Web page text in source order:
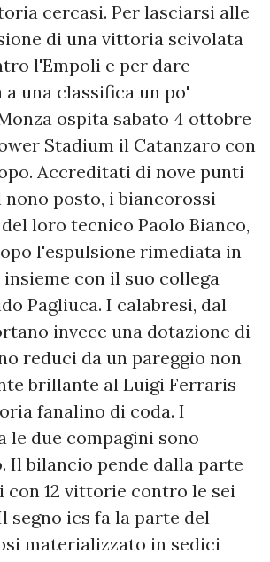
cercasi. Per lasciarsi alle
di una vittoria scivolata
l'Empoli e per dare
una classifica un po'
ospita sabato 4 ottobre
Stadium il Catanzaro con
Accreditati di nove punti
nono posto, i biancorossi
loro tecnico Paolo Bianco,
l'espulsione rimediata in
con il suo collega
Pagliuca. I calabresi, dal
invece una dotazione di
reduci da un pareggio non
brillante al Luigi Ferraris
fanalino di coda. I
le due compagini sono
Il bilancio pende dalla parte
con 12 vittorie contro le sei
segno ics fa la parte del
materializzato in sedici